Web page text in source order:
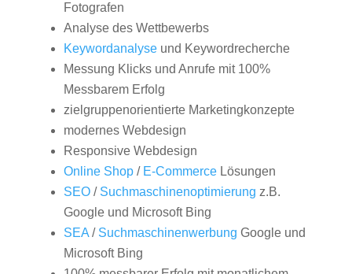
Fotografen
Analyse des Wettbewerbs
Keywordanalyseund Keywordrecherche
Messung Klicks und Anrufe mit 100%
Messbarem Erfolg
zielgruppenorientierte Marketingkonzepte
modernes Webdesign
Responsive Webdesign
Online Shop/ E-CommerceLösungen
SEO/ Suchmaschinenoptimierung z.B.
Google und Microsoft Bing
SEA/ Suchmaschinenwerbung Google und
Microsoft Bing